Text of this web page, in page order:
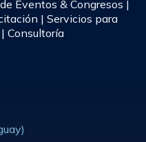
Eventos & Congresos |
| Servicios para
Consultoría